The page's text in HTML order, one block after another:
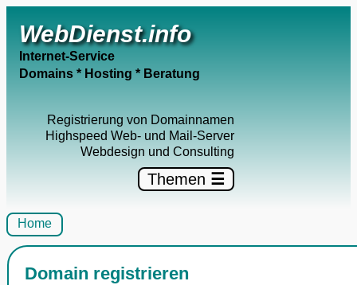
WebDienst.info
Internet-Service
Domains * Hosting * Beratung
Registrierung von Domainnamen
Highspeed Web- und Mail-Server
Webdesign und Consulting
Themen ☰
Home
Domain registrieren